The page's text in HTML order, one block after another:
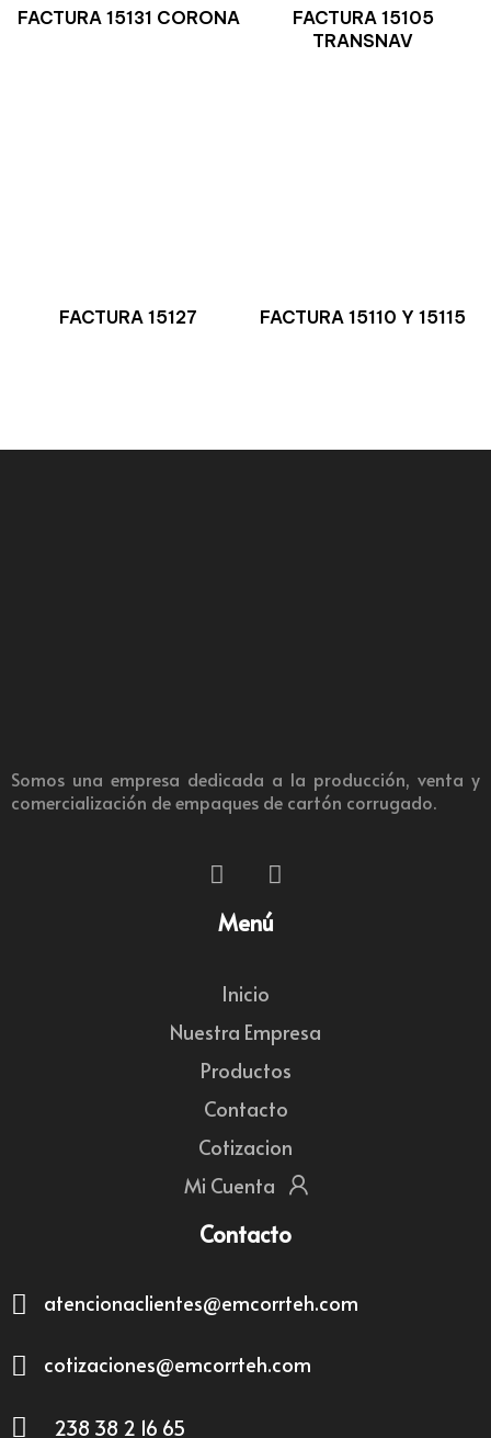
FACTURA 15131 CORONA
FACTURA 15105
TRANSNAV
FACTURA 15127 FACTURA 15110 Y 15115
Somos una empresa dedicada a la producción, venta y
comercialización de empaques de cartón corrugado.
Menú
Inicio
Nuestra Empresa
Productos
Contacto
Cotizacion
Mi Cuenta
Contacto
atencionaclientes@emcorrteh.com
cotizaciones@emcorrteh.com
238 38 2 16 65